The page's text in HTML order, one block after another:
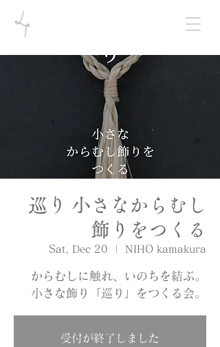
巡り 小さなからむし
飾りをつくる
Sat, Dec 20 NIHO kamakura
からむしに触れ、いのちを結ぶ。
小さな飾り「巡り」をつくる会。
受付が終了しました